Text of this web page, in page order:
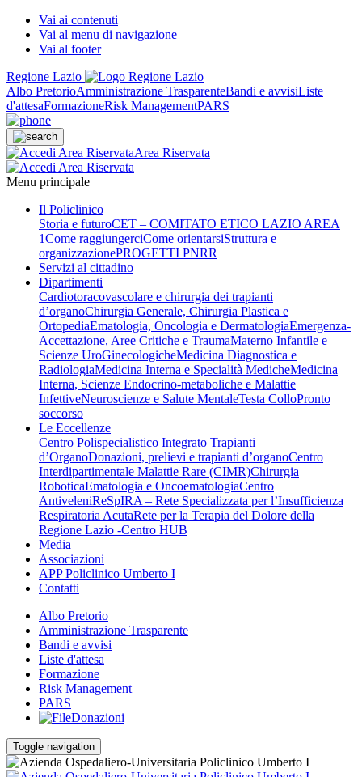
Vai ai contenuti
Vai al menu di navigazione
Vai al footer
Regione Lazio
Albo PretorioAmministrazione TrasparenteBandi e avvisiListe
d'attesaFormazioneRisk ManagementPARS
Area Riservata
Menu principale
Il Policlinico
Storia e futuroCET – COMITATO ETICO LAZIO AREA
1Come raggiungerciCome orientarsiStruttura e
organizzazionePROGETTI PNRR
Servizi al cittadino
Dipartimenti
Cardiotoracovascolare e chirurgia dei trapianti
d’organoChirurgia Generale, Chirurgia Plastica e
OrtopediaEmatologia, Oncologia e DermatologiaEmergenza-
Accettazione, Aree Critiche e TraumaMaterno Infantile e
Scienze UroGinecologicheMedicina Diagnostica e
RadiologiaMedicina Interna e Specialità MedicheMedicina
Interna, Scienze Endocrino-metaboliche e Malattie
InfettiveNeuroscienze e Salute MentaleTesta ColloPronto
soccorso
Le Eccellenze
Centro Polispecialistico Integrato Trapianti
d’OrganoDonazioni, prelievi e trapianti d’organoCentro
Interdipartimentale Malattie Rare (CIMR)Chirurgia
RoboticaEmatologia e OncoematologiaCentro
AntiveleniReSpIRA – Rete Specializzata per l’Insufficienza
Respiratoria AcutaRete per la Terapia del Dolore della
Regione Lazio -Centro HUB
Media
Associazioni
APP Policlinico Umberto I
Contatti
Albo Pretorio
Amministrazione Trasparente
Bandi e avvisi
Liste d'attesa
Formazione
Risk Management
PARS
Donazioni
Toggle navigation